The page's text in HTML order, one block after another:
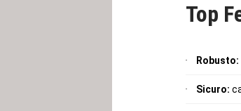
Top
Robusto:
Sicuro: